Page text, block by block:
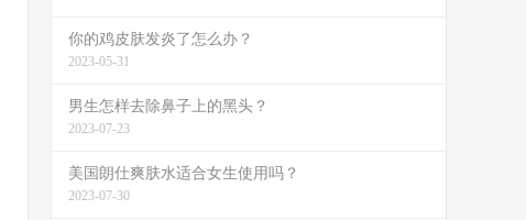
你的鸡皮肤发炎了怎么办？
2023-05-31
男生怎样去除鼻子上的黑头？
2023-07-23
美国朗仕爽肤水适合女生使用吗？
2023-07-30